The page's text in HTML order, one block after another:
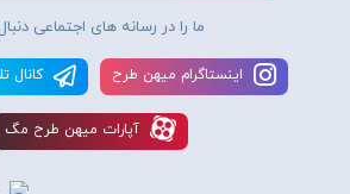
ما را در رسانه های اجتماعی
اينستاگرام ميهن طرح کانال
آپارات ميهن طرح مگ